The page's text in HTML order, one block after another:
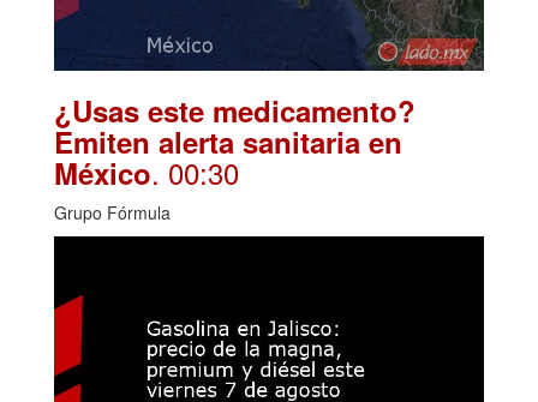
¿Usas este medicamento?
Emiten alerta sanitaria en
México. 00:30
Grupo Fórmula